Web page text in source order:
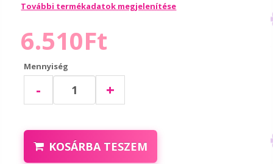
További termékadatok megjelenítése
6.510Ft
Mennyiség
- +
KOSÁRBA TESZEM